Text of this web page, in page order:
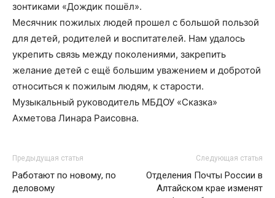
зонтиками «Дождик пошёл».
Месячник пожилых людей прошел с большой пользой
для детей, родителей и воспитателей. Нам удалось
укрепить связь между поколениями, закрепить
желание детей с ещё большим уважением и добротой
относиться к пожилым людям, к старости.
Музыкальный руководитель МБДОУ «Сказка»
Ахметова Линара Раисовна.
Предыдущая статья
Работают по новому, по
деловому
Следующая статья
Отделения Почты России в
Алтайском крае изменят